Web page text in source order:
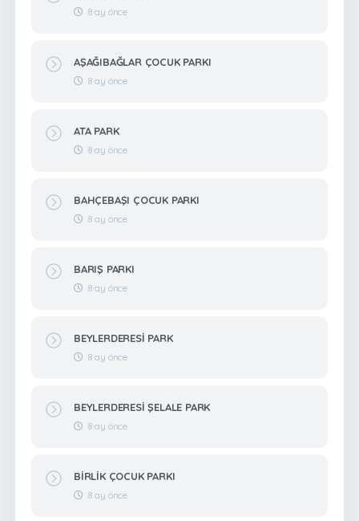
8 ay önce
AŞAĞIBAĞLAR ÇOCUK PARKI
8 ay önce
ATA PARK
8 ay önce
BAHÇEBAŞI ÇOCUK PARKI
8 ay önce
BARIŞ PARKI
8 ay önce
BEYLERDERESİ PARK
8 ay önce
BEYLERDERESİ ŞELALE PARK
8 ay önce
BİRLİK ÇOCUK PARKI
8 ay önce